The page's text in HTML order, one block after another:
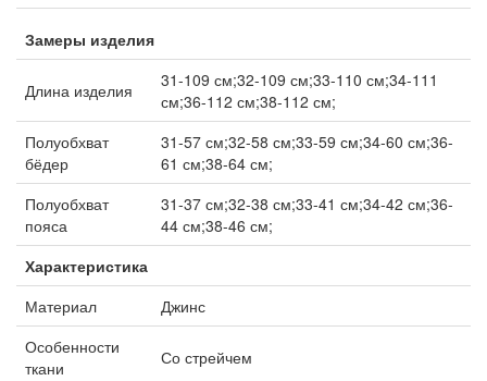
Замеры изделия
Длина изделия
31-109 см;32-109 см;33-110 см;34-111
см;36-112 см;38-112 см;
Полуобхват
бёдер
31-57 см;32-58 см;33-59 см;34-60 см;36-
61 см;38-64 см;
Полуобхват
пояса
31-37 см;32-38 см;33-41 см;34-42 см;36-
44 см;38-46 см;
Характеристика
Материал
Джинс
Особенности
ткани
Со стрейчем